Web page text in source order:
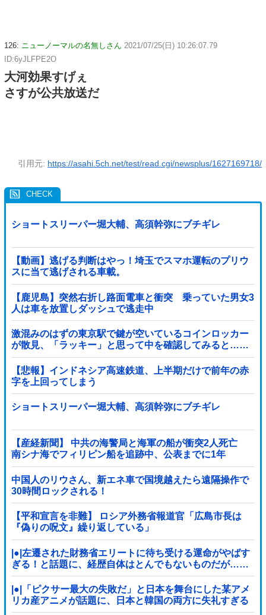
126: ニューノーマルの名無しさん 2021/07/25(日) 10:26:07.79
ID:6yJLFPE2O
大河効果すげぇ
さすが公共放送だ
引用元: https://asahi.5ch.net/test/read.cgi/newsplus/1627169718/
ショートスリーパー堀大輔、高須幹弥にブチギレ
【動画】逃げる判断はやっ！埼玉でスマホ運転のプリウ
スに当て逃げされる車載。
【鹿児島】突然右折し路面電車と衝突 乗っていた男女3
人は車を放置しダッシュで逃走中
激混みのはずの東京駅で鍵が空いているコインロッカー
が散見、「ラッキー」と思って中を確認してみると……
【悲報】インドネシア高速鉄道、上半期だけで前年の赤
字を上回ってしまう
wwwwwwwwwwwwwwwwwwwwwwwwwwwwwwwwww
wwwwwwwwwww他
ショートスリーパー堀大輔、高須幹弥にブチギレ
【産経新聞】 中共の海警局と海軍の船が衝突2人死亡
南シナ海でフィリピン船を追跡中、公表までに1年
中国人のリウさん、新エネ車で国境越えたら遠隔操作で
30時間ロックされる！
【平和宣言を非難】 ロシア外務省報道官「広島市長は
『偽りの呪文』繰り返している」
|●|左遷された財務省エリートに待ち受ける運命がやばす
ぎる！と話題に、経歴自体はとんでもないものだが……
|●|「ピクサー最大の失敗だ」と日本を舞台にした某アメ
リカ産アニメが話題に、日本と韓国の両方に失礼すぎる
わ……